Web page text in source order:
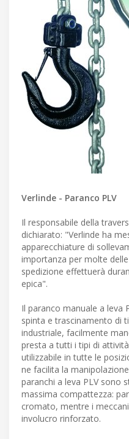
Verlinde - Paranco PLV
Il responsabile della
dichiarato: "Verlinde ha
apparecchiature di
importanza per molte
spedizione effettuerà
epica".
Il paranco manuale a leva
spinta e trascinamento di
industriale, facilmente
presta a tutti i tipi di
utilizzabile in tutte le
ne facilita la
paranchi a leva PLV sono
massima compattezza:
cromato, mentre i
involucro rinforzato.